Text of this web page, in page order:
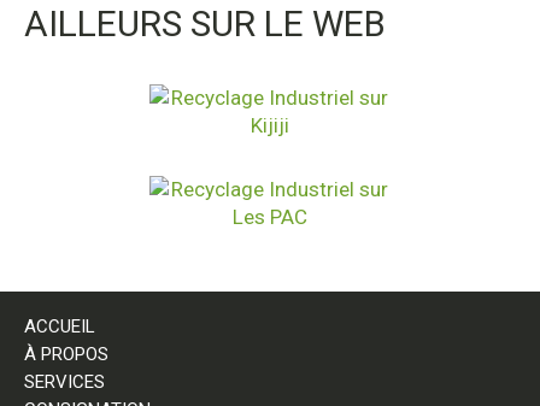
AILLEURS SUR LE WEB
ACCUEIL
À PROPOS
SERVICES